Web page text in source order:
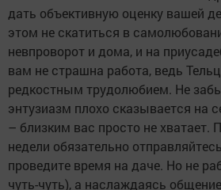
дать объективную оценку вашей
этом не скатиться в
невпроворот и дома, и на
вам не страшна работа, ведь
редкостным трудолюбием. Не
энтузиазм плохо сказывается на
– близким вас просто не хватает.
недели обязательно
проведите время на даче. Но не
чуть-чуть), а наслаждаясь